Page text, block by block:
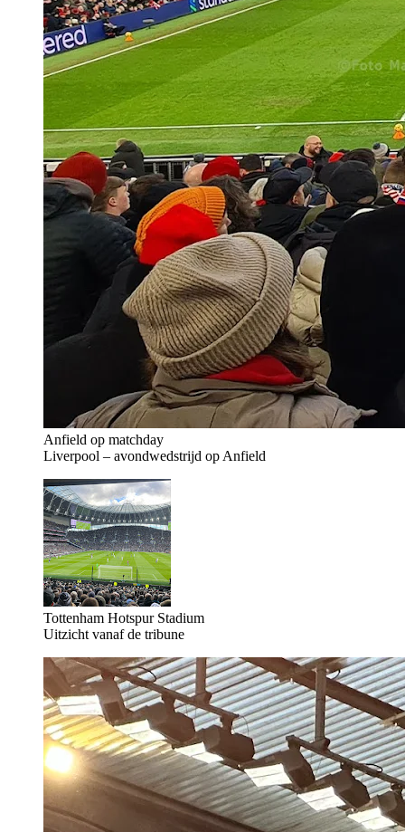
Anfield op matchday
Liverpool – avondwedstrijd op Anfield
Tottenham Hotspur Stadium
Uitzicht vanaf de tribune